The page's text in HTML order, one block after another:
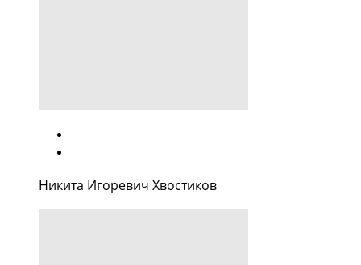
Никита Игоревич Хвостиков